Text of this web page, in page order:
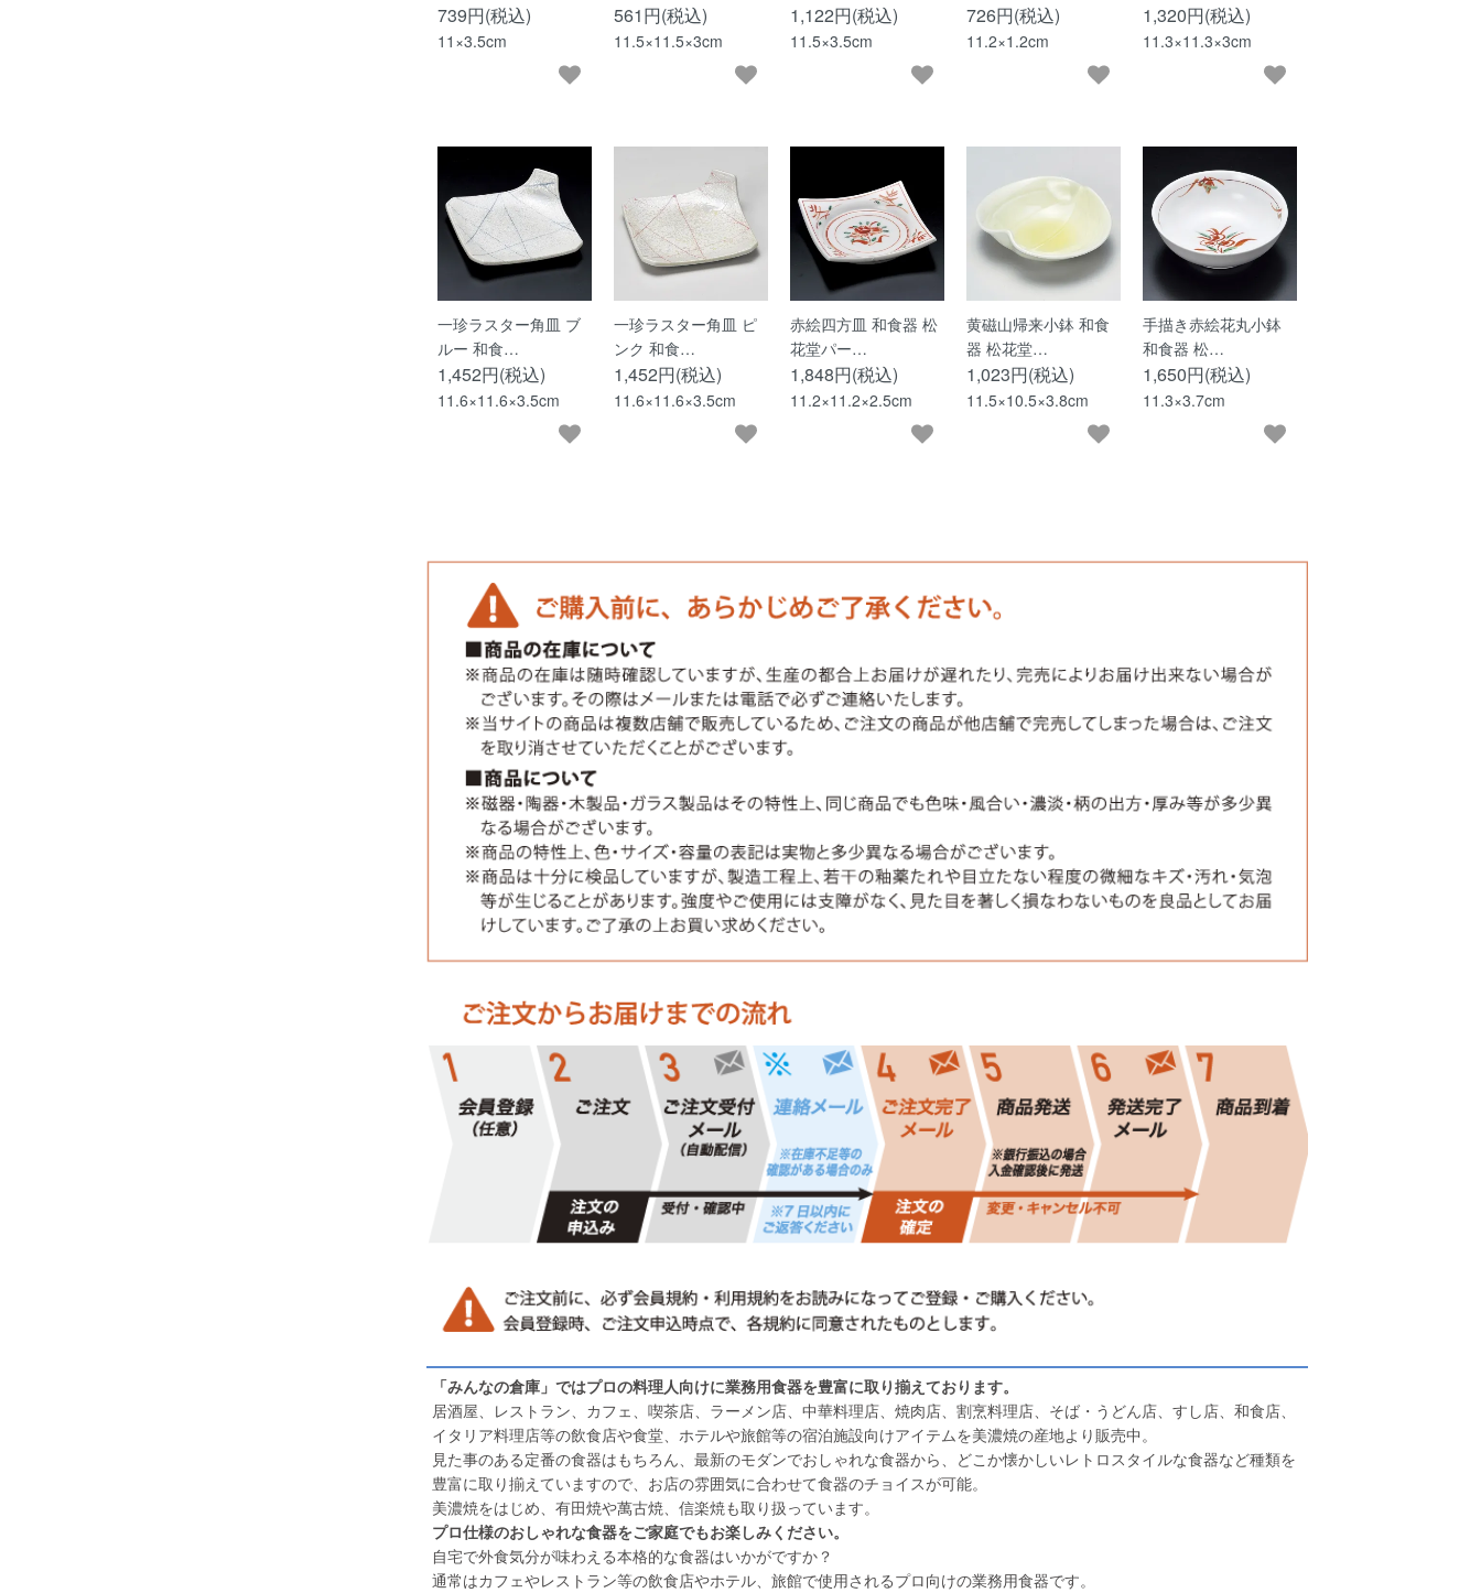
739円(税込)
11×3.5cm
561円(税込)
11.5×11.5×3cm
1,122円(税込)
11.5×3.5cm
726円(税込)
11.2×1.2cm
1,320円(税込)
11.3×11.3×3cm
一珍ラスター角皿 ブ
ルー 和食…
1,452円(税込)
11.6×11.6×3.5cm
一珍ラスター角皿 ピ
ンク 和食…
1,452円(税込)
11.6×11.6×3.5cm
赤絵四方皿 和食器 松
花堂パー…
1,848円(税込)
11.2×11.2×2.5cm
黄磁山帰来小鉢 和食
器 松花堂…
1,023円(税込)
11.5×10.5×3.8cm
手描き赤絵花丸小鉢
和食器 松…
1,650円(税込)
11.3×3.7cm
「みんなの倉庫」ではプロの料理人向けに業務用食器を豊富に取り揃えております。
居酒屋、レストラン、カフェ、喫茶店、ラーメン店、中華料理店、焼肉店、割烹料理店、そば・うどん店、すし店、和食店、
イタリア料理店等の飲食店や食堂、ホテルや旅館等の宿泊施設向けアイテムを美濃焼の産地より販売中。
見た事のある定番の食器はもちろん、最新のモダンでおしゃれな食器から、どこか懐かしいレトロスタイルな食器など種類を
豊富に取り揃えていますので、お店の雰囲気に合わせて食器のチョイスが可能。
美濃焼をはじめ、有田焼や萬古焼、信楽焼も取り扱っています。
プロ仕様のおしゃれな食器をご家庭でもお楽しみください。
自宅で外食気分が味わえる本格的な食器はいかがですか？
通常はカフェやレストラン等の飲食店やホテル、旅館で使用されるプロ向けの業務用食器です。